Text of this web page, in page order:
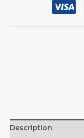
quantity
Description